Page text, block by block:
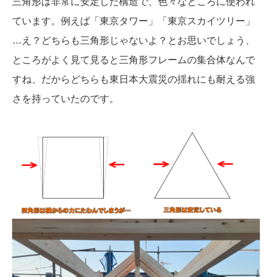
ています。例えば「東京タワー」「東京スカイツリー」
…え？どちらも三角形じゃないよ？とお思いでしょう、
ところがよく見て見ると三角形フレームの集合体なんで
すね、だからどちらも東日本大震災の揺れにも耐える強
さを持っていたのです。